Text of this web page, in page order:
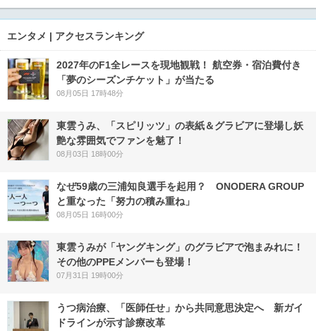
エンタメ | アクセスランキング
2027年のF1全レースを現地観戦！ 航空券・宿泊費付き
「夢のシーズンチケット」が当たる
08月05日 17時48分
東雲うみ、「スピリッツ」の表紙＆グラビアに登場し妖
艶な雰囲気でファンを魅了！
08月03日 18時00分
なぜ59歳の三浦知良選手を起用？ ONODERA GROUP
と重なった「努力の積み重ね」
08月05日 16時00分
東雲うみが「ヤングキング」のグラビアで泡まみれに！
その他のPPEメンバーも登場！
07月31日 19時00分
うつ病治療、「医師任せ」から共同意思決定へ 新ガイ
ドラインが示す診療改革